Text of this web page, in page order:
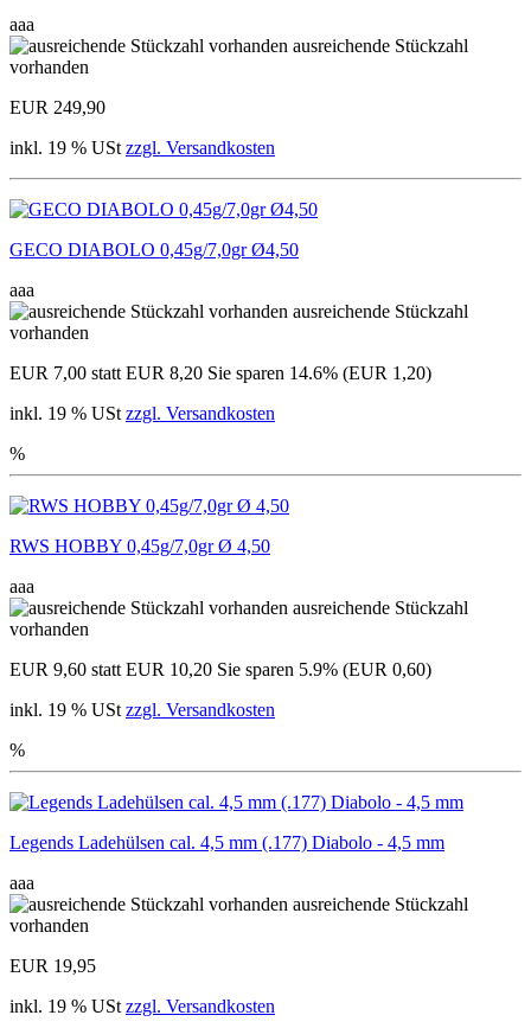
aaa
ausreichende Stückzahl
vorhanden
EUR 249,90
inkl. 19 % USt zzgl. Versandkosten
GECO DIABOLO 0,45g/7,0gr Ø4,50
aaa
ausreichende Stückzahl
vorhanden
EUR 7,00 statt EUR 8,20 Sie sparen 14.6% (EUR 1,20)
inkl. 19 % USt zzgl. Versandkosten
%
RWS HOBBY 0,45g/7,0gr Ø 4,50
aaa
ausreichende Stückzahl
vorhanden
EUR 9,60 statt EUR 10,20 Sie sparen 5.9% (EUR 0,60)
inkl. 19 % USt zzgl. Versandkosten
%
Legends Ladehülsen cal. 4,5 mm (.177) Diabolo - 4,5 mm
aaa
ausreichende Stückzahl
vorhanden
EUR 19,95
inkl. 19 % USt zzgl. Versandkosten